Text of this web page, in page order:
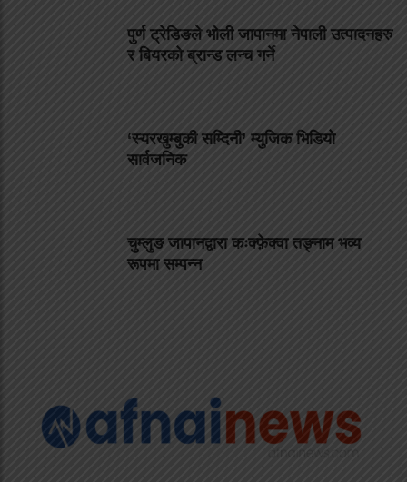
पुर्ण ट्रेडिङले भोली जापानमा नेपाली उत्पादनहरु
र बियरको ब्रान्ड लन्च गर्ने
‘स्यरखुम्बुकी सम्दिनी’ म्युजिक भिडियो
सार्वजनिक
चुम्लुङ जापानद्वारा कःक्फ़ेक्वा तङ्नाम भव्य
रूपमा सम्पन्न